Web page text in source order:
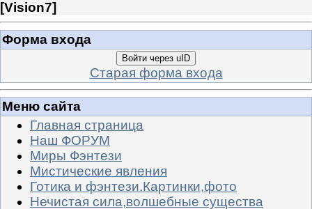
[Vision7]
Форма входа
Войти через uID
Старая форма входа
Меню сайта
Главная страница
Наш ФОРУМ
Миры Фэнтези
Мистические явления
Готика и фэнтези.Картинки,фото
Нечистая сила,волшебные существа